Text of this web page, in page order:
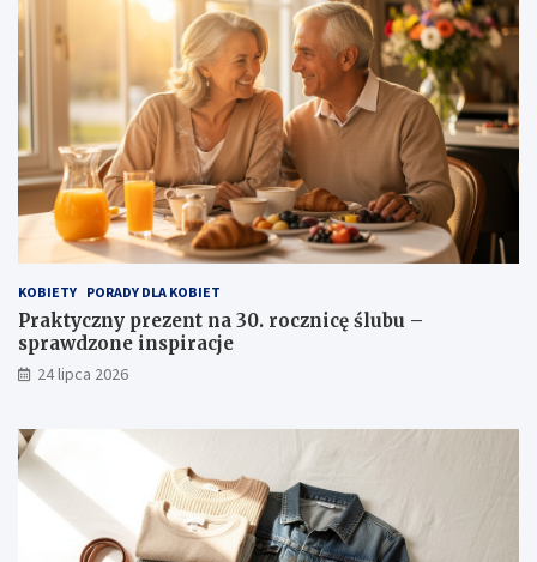
KOBIETY PORADY DLA KOBIET
Praktyczny prezent na 30. rocznicę ślubu –
sprawdzone inspiracje
24 lipca 2026